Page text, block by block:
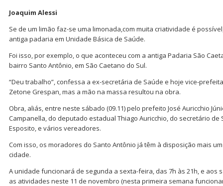
Joaquim Alessi
Se de um limão faz-se uma limonada,com muita criatividade é
antiga padaria em Unidade Básica de Saúde.
Foi isso, por exemplo, o que aconteceu com a antiga Padaria São
bairro Santo Antônio, em São Caetano do Sul.
“Deu trabalho”, confessa a ex-secretária de Saúde e hoje vice-
Zetone Grespan, mas a mão na massa resultou na obra.
Obra, aliás, entre neste sábado (09.11) pelo prefeito José Auricchio
Campanella, do deputado estadual Thiago Auricchio, do secretário de
Esposito, e vários vereadores.
Com isso, os moradores do Santo Antônio já têm à disposição mais
cidade.
A unidade funcionará de segunda a sexta-feira, das 7h às 21h, e aos
as atividades neste 11 de novembro (nesta primeira semana